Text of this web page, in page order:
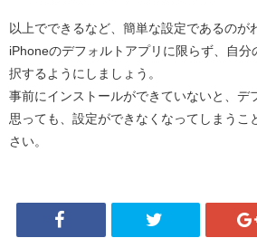
以上でできるなど、簡単な設定であるのが
iPhoneのデフォルトアプリに限らず、自分
択するようにしましょう。
事前にインストールができていないと、デ
思っても、設定ができなくなってしまうこ
さい。